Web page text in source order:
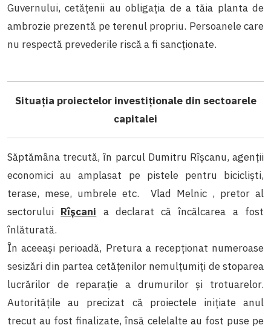
Guvernului, cetățenii au obligația de a tăia planta de
ambrozie prezentă pe terenul propriu. Persoanele care
nu respectă prevederile riscă a fi sancționate.
Situația proiectelor investiționale din sectoarele
capitalei
Săptămâna trecută, în parcul Dumitru Rîșcanu, agenții
economici au amplasat pe pistele pentru bicicliști,
terase, mese, umbrele etc. Vlad Melnic , pretor al
sectorului Rîșcani a declarat că încălcarea a fost
înlăturată.
În aceeași perioadă, Pretura a recepționat numeroase
sesizări din partea cetățenilor nemulțumiți de stoparea
lucrărilor de reparație a drumurilor și trotuarelor.
Autoritățile au precizat că proiectele inițiate anul
trecut au fost finalizate, însă celelalte au fost puse pe